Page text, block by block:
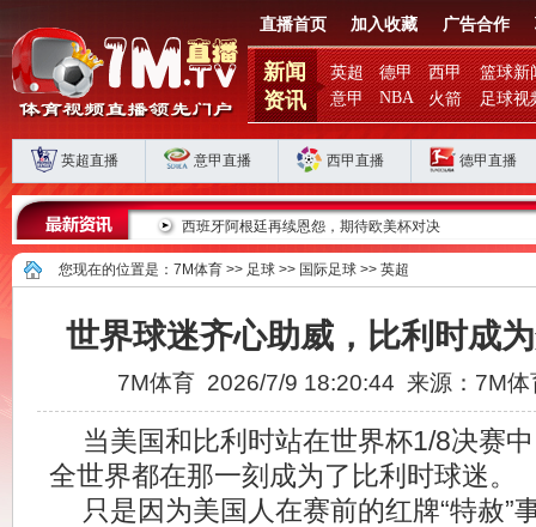
直播首页 加入收藏 广告合作
新闻
资讯
英超 德甲 西甲
篮球新
意甲
NBA 火箭 足球视
英超直播 意甲直播 西甲直播 德甲直播
？ 西班牙阿根廷再续恩怨，期待欧美杯对决
您现在的位置是： 7M体育 >> 足球 >> 国际足球 >> 英超
世界球迷齐心助威，比利时成
7M体育 2026/7/9 18:20:44 来源：7M
当美国和比利时站在世界杯1/8决赛
全世界都在那一刻成为了比利时球迷。
只是因为美国人在赛前的红牌“特赦”